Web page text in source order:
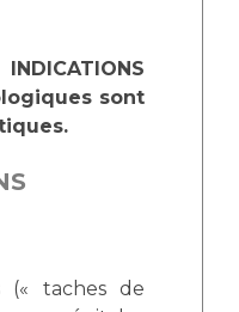
sont
(« taches de